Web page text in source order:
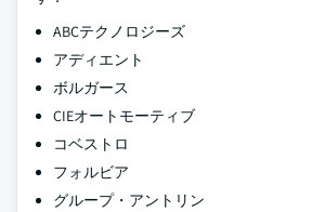
ABCテクノロジーズ
アディエント
ボルガース
CIEオートモーティブ
コベストロ
フォルビア
グループ・アントリン